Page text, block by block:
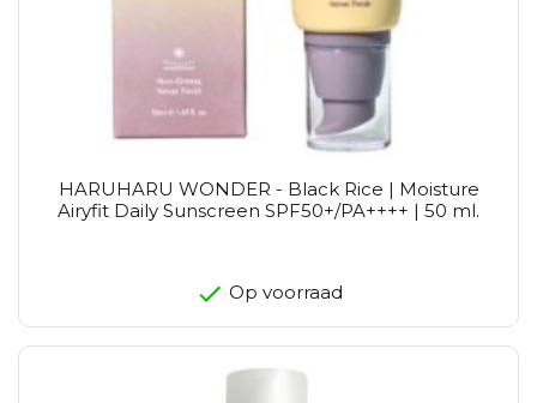
HARUHARU WONDER - Black Rice | Moisture
Airyfit Daily Sunscreen SPF50+/PA++++ | 50 ml.
Op voorraad